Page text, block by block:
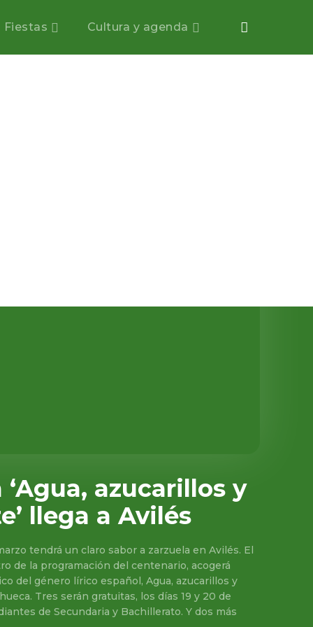
Fiestas Cultura y agenda
‘Agua, azucarillos y
llega a Avilés
tendrá un claro sabor a zarzuela en Avilés. El
de la programación del centenario, acogerá
del género lírico español, Agua, azucarillos y
Tres serán gratuitas, los días 19 y 20 de
de Secundaria y Bachillerato. Y dos más